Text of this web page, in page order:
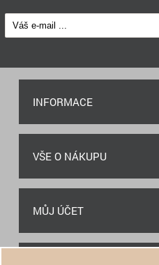
INFORMACE
VŠE O NÁKUPU
MŮJ ÚČET